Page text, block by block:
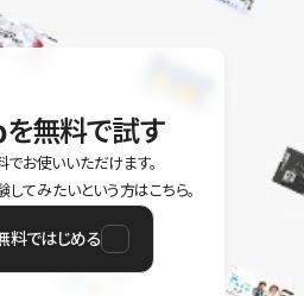
を無料で試す
お使いいただけます。
てみたいという方はこちら。
料ではじめる